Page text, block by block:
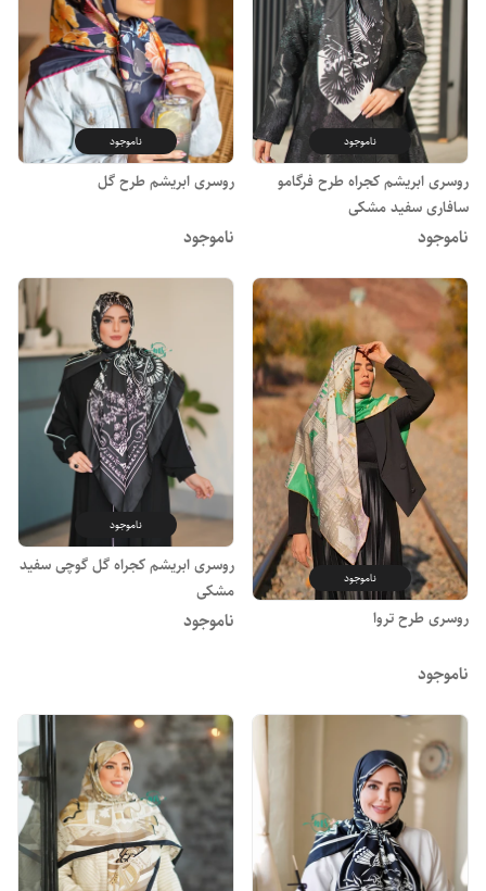
ناموجود
روسری ابریشم کجراه طرح فرگامو
سافاری سفید مشکی
ناموجود
ناموجود
روسری ابریشم طرح گل
ناموجود
ناموجود
روسری طرح تروا
ناموجود
ناموجود
روسری ابریشم کجراه گل گوچی سفید
مشکی
ناموجود